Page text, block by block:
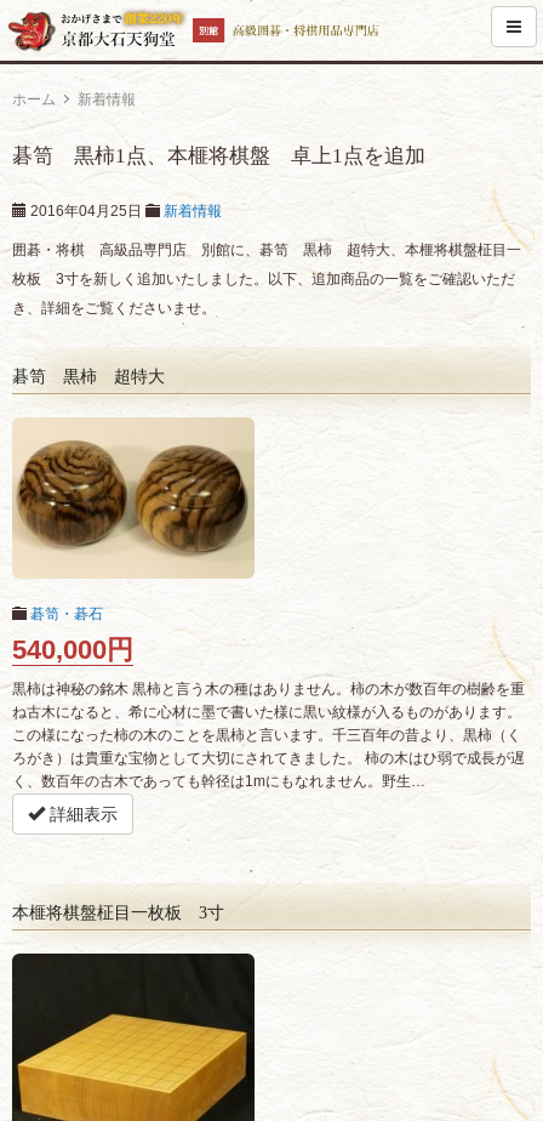
ホーム 新着情報
碁笥 黒柿1点、本榧将棋盤 卓上1点を追加
2016年04月25日 新着情報
囲碁・将棋 高級品専門店 別館に、碁笥 黒柿 超特大、本榧将棋盤柾目一
枚板 3寸を新しく追加いたしました。以下、追加商品の一覧をご確認いただ
き、詳細をご覧くださいませ。
碁笥 黒柿 超特大
碁笥・碁石
540,000円
黒柿は神秘の銘木 黒柿と言う木の種はありません。柿の木が数百年の樹齢を重
ね古木になると、希に心材に墨で書いた様に黒い紋様が入るものがあります。
この様になった柿の木のことを黒柿と言います。千三百年の昔より、黒柿（く
ろがき）は貴重な宝物として大切にされてきました。 柿の木はひ弱で成長が遅
く、数百年の古木であっても幹径は1mにもなれません。野生…
詳細表示
本榧将棋盤柾目一枚板 3寸